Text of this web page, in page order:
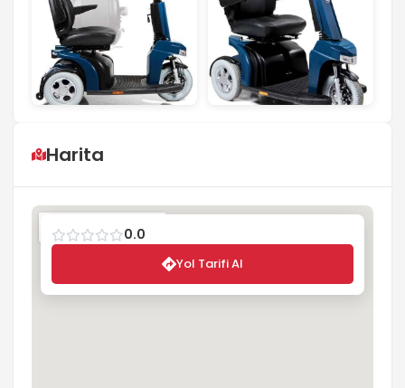
Harita
0.0
Yol Tarifi Al